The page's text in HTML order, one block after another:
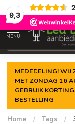
9,3
Gegarandeerde
MENU
MEDEDELING! WIJ
MET ZONDAG 16
GEBRUIK
BESTELLING
Home / Tags /